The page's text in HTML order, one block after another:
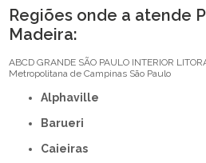
Regiões onde a atende
Madeira:
ABCD GRANDE SÃO PAULO INTERIOR
Metropolitana de Campinas São Paulo
Alphaville
Barueri
Caieiras